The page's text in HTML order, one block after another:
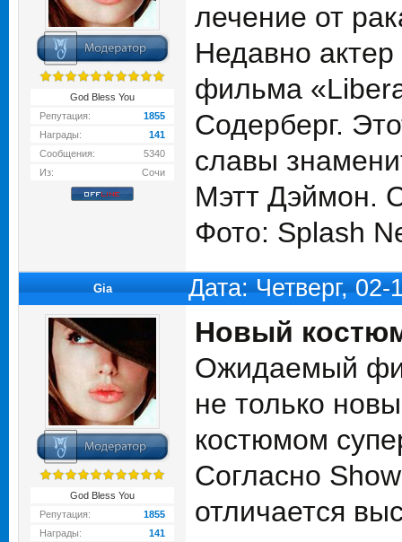
God Bless You
Репутация:
1855
Награды:
141
Сообщения:
5340
Из:
Сочи
лечение от
Недавно актер
фильма
Содерберг.
славы
Мэтт Дэймон.
Фото: Splash
Gia Дата: Четверг,
God Bless You
Репутация:
1855
Награды:
141
Новый
Ожидаемый
не только
костюмом
Согласно
отличается